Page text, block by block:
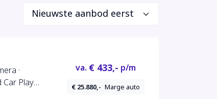
·
Play ·
va. € 433,- p/m
€ 25.880,- Marge auto